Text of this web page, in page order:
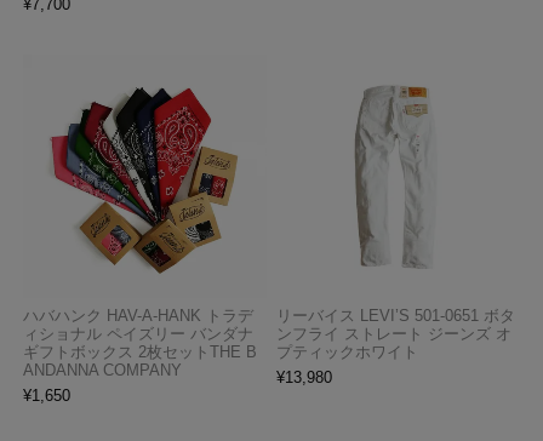
¥7,700
ハバハンク HAV-A-HANK トラデ
ィショナル ペイズリー バンダナ
ギフトボックス 2枚セットTHE B
ANDANNA COMPANY
¥1,650
リーバイス LEVI’S 501-0651 ボタ
ンフライ ストレート ジーンズ オ
プティックホワイト
¥13,980